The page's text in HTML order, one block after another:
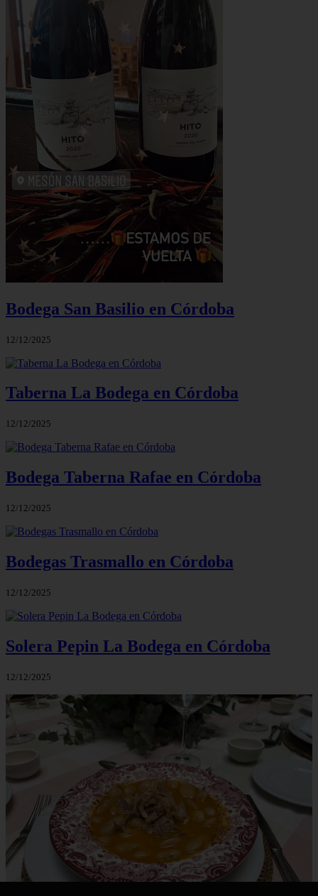
Bodega San Basilio en Córdoba
12/12/2025
Taberna La Bodega en Córdoba
12/12/2025
Bodega Taberna Rafae en Córdoba
12/12/2025
Bodegas Trasmallo en Córdoba
12/12/2025
Solera Pepin La Bodega en Córdoba
12/12/2025